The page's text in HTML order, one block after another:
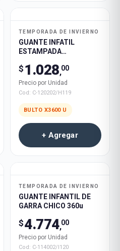
TEMPORADA DE INVIERNO
GUANTE INFATIL
ESTAMPADA
$ 1.028,00
Precio por Unidad
Cod: C-120202/H119
BULTO X3600 U
+ Agregar
TEMPORADA DE INVIERNO
GUANTE INFANTIL DE
GARRA CHICO 360u
$4.774,00
Precio por Unidad
Cod: C-114002/I120